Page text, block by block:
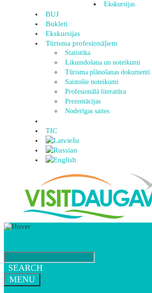
Ekskursijas
BUJ
Bukleti
Ekskursijas
Tūrisma profesionāļiem
Statistika
Likumdošana un noteikumi
Tūrisma plānošanas dokumenti
Saistošie noteikumi
Profesionālā literatūra
Prezentācijas
Noderīgas saites
TIC
SEARCH
MENU